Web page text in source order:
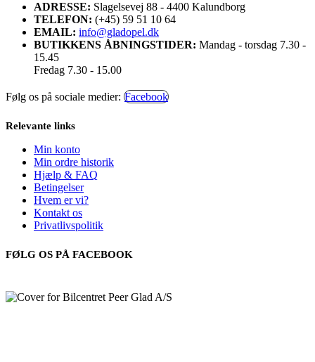
ADRESSE: Slagelsevej 88 - 4400 Kalundborg
TELEFON: (+45) 59 51 10 64
EMAIL: info@gladopel.dk
BUTIKKENS ÅBNINGSTIDER: Mandag - torsdag 7.30 -
15.45
Fredag 7.30 - 15.00
Følg os på sociale medier: Facebook
Relevante links
Min konto
Min ordre historik
Hjælp & FAQ
Betingelser
Hvem er vi?
Kontakt os
Privatlivspolitik
FØLG OS PÅ FACEBOOK